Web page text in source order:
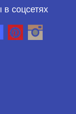
соцсетях